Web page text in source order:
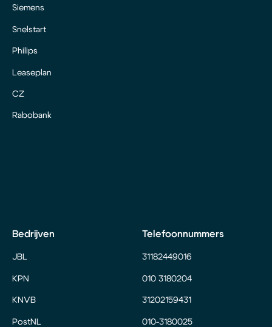
Siemens
Snelstart
Philips
Leaseplan
CZ
Rabobank
Bedrijven
JBL
KPN
KNVB
PostNL
Telefoonnummers
31182449016
010 3180204
31202159431
010-3180025